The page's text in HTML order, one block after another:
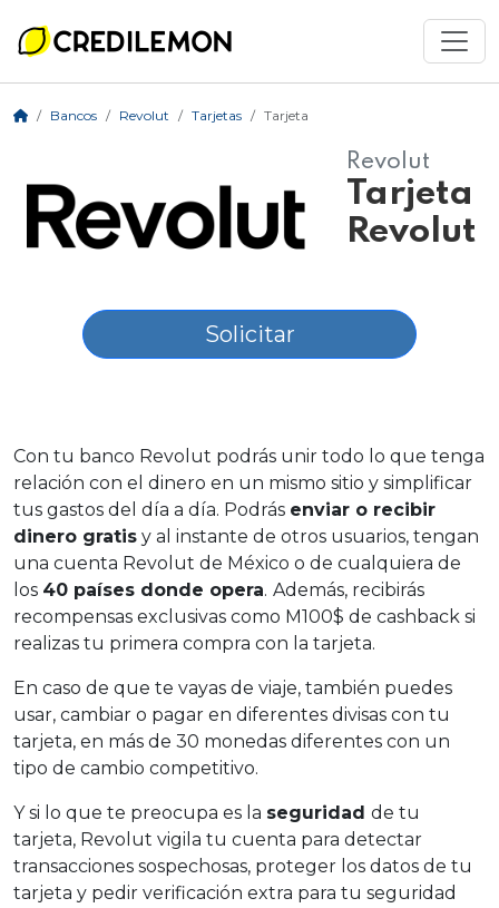
Bancos Revolut Tarjetas Tarjeta
Revolut
Tarjeta
Revolut
Solicitar
Con tu banco Revolut podrás unir todo lo que tenga
relación con el dinero en un mismo sitio y simplificar
tus gastos del día a día. Podrás enviar o recibir
dinero gratis y al instante de otros usuarios, tengan
una cuenta Revolut de México o de cualquiera de
los 40 países donde opera. Además, recibirás
recompensas exclusivas como M100$ de cashback si
realizas tu primera compra con la tarjeta.
En caso de que te vayas de viaje, también puedes
usar, cambiar o pagar en diferentes divisas con tu
tarjeta, en más de 30 monedas diferentes con un
tipo de cambio competitivo.
Y si lo que te preocupa es la seguridad de tu
tarjeta, Revolut vigila tu cuenta para detectar
transacciones sospechosas, proteger los datos de tu
tarjeta y pedir verificación extra para tu seguridad